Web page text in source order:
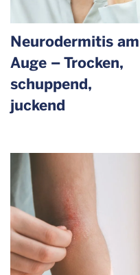
Neurodermitis am
Auge – Trocken,
schuppend,
juckend